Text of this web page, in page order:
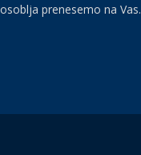
prenesemo na Vas.